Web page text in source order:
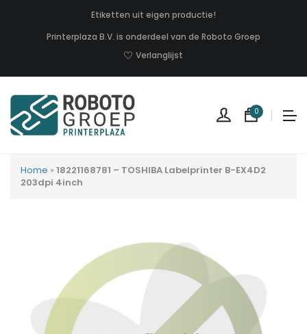
Etiketten uit eigen productie!
Printerplaza B.V. is onderdeel van de Roboto Groep
Verlanglijst
0
Home » 18221168781 – TOSHIBA Labelprinter B-EX4D2
203dpi 4inch